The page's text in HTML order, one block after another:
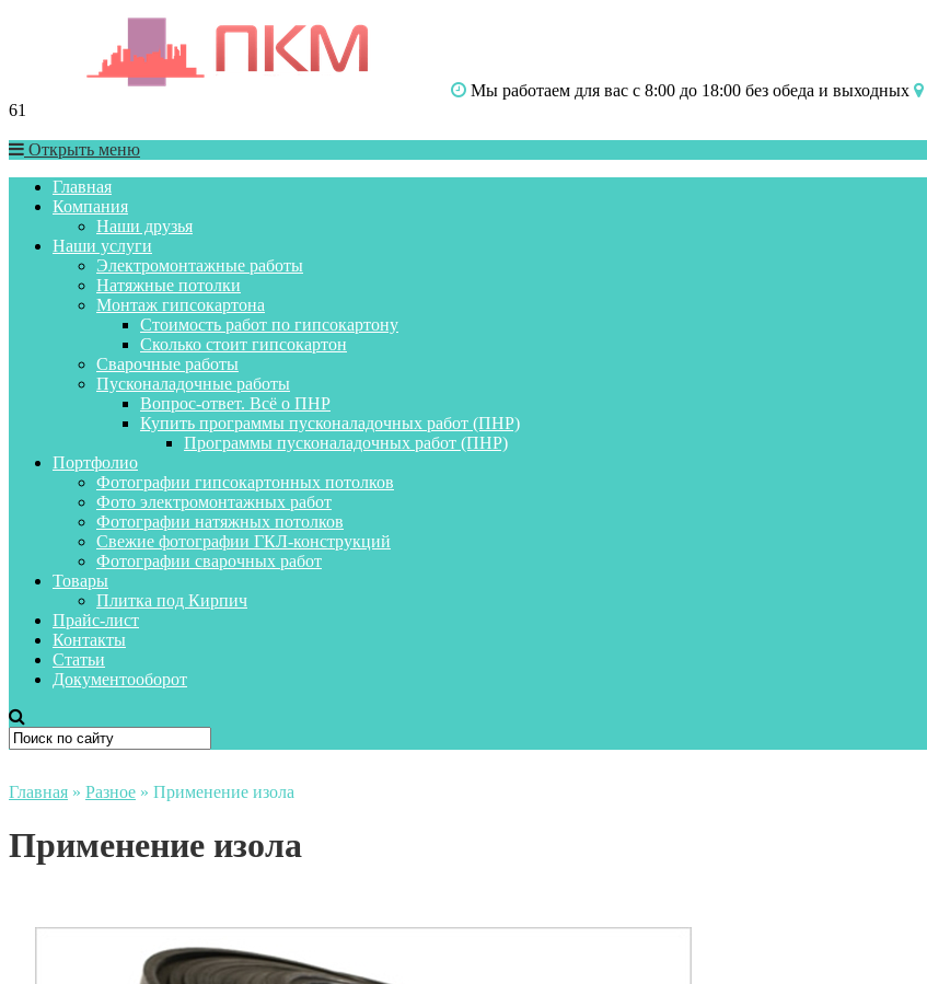
Мы работаем для вас с 8:00 до 18:00 без обеда и выходных
61
Открыть меню
Главная
Компания
Наши друзья
Наши услуги
Электромонтажные работы
Натяжные потолки
Монтаж гипсокартона
Стоимость работ по гипсокартону
Сколько стоит гипсокартон
Сварочные работы
Пусконаладочные работы
Вопрос-ответ. Всё о ПНР
Купить программы пусконаладочных работ (ПНР)
Программы пусконаладочных работ (ПНР)
Портфолио
Фотографии гипсокартонных потолков
Фото электромонтажных работ
Фотографии натяжных потолков
Свежие фотографии ГКЛ-конструкций
Фотографии сварочных работ
Товары
Плитка под Кирпич
Прайс-лист
Контакты
Статьи
Документооборот
Главная » Разное » Применение изола
Применение изола